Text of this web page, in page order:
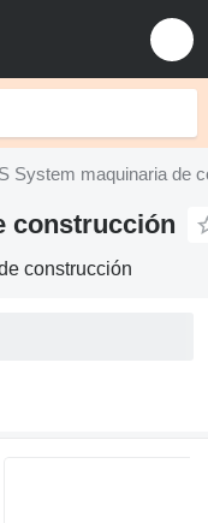
System maquinaria de
construcción
construcción